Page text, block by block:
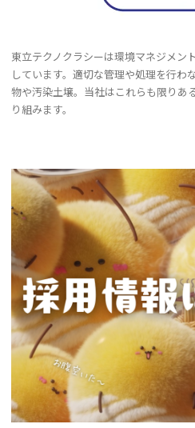
東立テクノクラシーは環境マネジメン
しています。適切な管理や処理を行わ
物や汚染土壌。当社はこれらも限りあ
り組みます。